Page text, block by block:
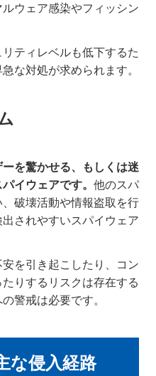
ウェア感染やフィッシン
ティレベルも低下するた
な対処が求められます。
を驚かせる、もしくは迷
イウェアです。 他のスパ
破壊活動や情報盗取を行
されやすいスパイウェア
を引き起こしたり、コン
りするリスクは存在する
警戒は必要です。
な侵入経路